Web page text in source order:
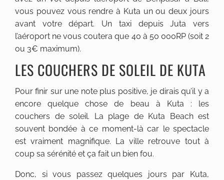
vous pouvez vous rendre à Kuta un ou deux jours
avant votre départ. Un taxi depuis Juta vers
l’aéroport ne vous coutera que 40 à 50 000RP (soit 2
ou 3€ maximum).
LES COUCHERS DE SOLEIL DE KUTA
Pour finir sur une note plus positive, je dirais qu’il y a
encore quelque chose de beau à Kuta : les
couchers de soleil. La plage de Kuta Beach est
souvent bondée à ce moment-là car le spectacle
est vraiment magnifique. La ville retrouve tout à
coup sa sérénité et ça fait un bien fou.
Donc, si vous passez quelques jours par Kuta,